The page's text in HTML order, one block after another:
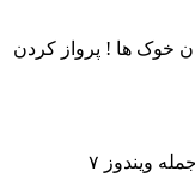
ها ! پرواز کردن
۷